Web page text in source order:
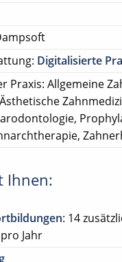
Digitalisierte
Praxis: Allgemeine
Ihnen:
: 14
Jahr